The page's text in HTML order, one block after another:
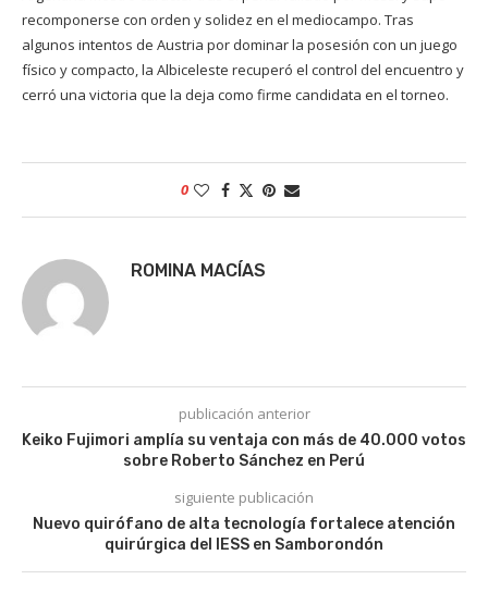
recomponerse con orden y solidez en el mediocampo. Tras
algunos intentos de Austria por dominar la posesión con un juego
físico y compacto, la Albiceleste recuperó el control del encuentro y
cerró una victoria que la deja como firme candidata en el torneo.
0
ROMINA MACÍAS
publicación anterior
Keiko Fujimori amplía su ventaja con más de 40.000 votos
sobre Roberto Sánchez en Perú
siguiente publicación
Nuevo quirófano de alta tecnología fortalece atención
quirúrgica del IESS en Samborondón